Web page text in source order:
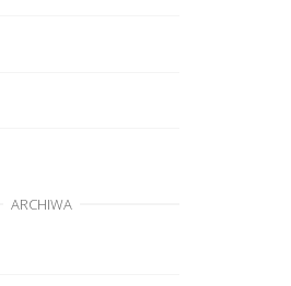
ARCHIWA